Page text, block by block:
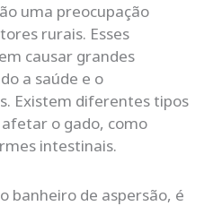
uma preocupação
rurais. Esses
causar grandes
a saúde e o
Existem diferentes tipos
o gado, como
intestinais.
banheiro de aspersão, é